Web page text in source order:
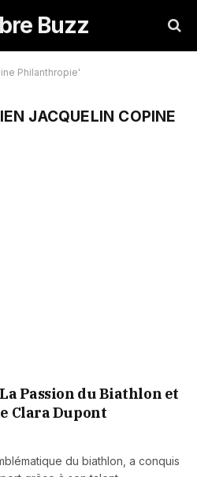
Buzz
Philanthropie'
JACQUELIN COPINE
Passion du Biathlon et
Clara Dupont
du biathlon, a conquis